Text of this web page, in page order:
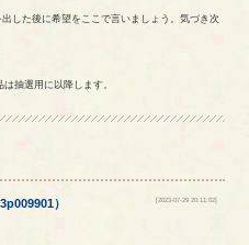
した後に希望をここで言いましょう。気づき次
抽選用に以降します。
） [2023-07-29 20:11:02]